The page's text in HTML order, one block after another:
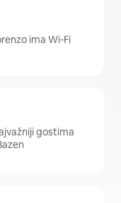
ima Wi-Fi
gostima